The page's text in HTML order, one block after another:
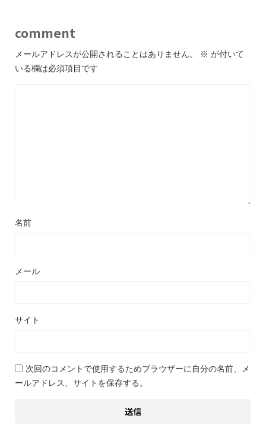
comment
メールアドレスが公開されることはありません。 ※ が付いて
いる欄は必須項目です
名前
メール
サイト
次回のコメントで使用するためブラウザーに自分の名前、メ
ールアドレス、サイトを保存する。